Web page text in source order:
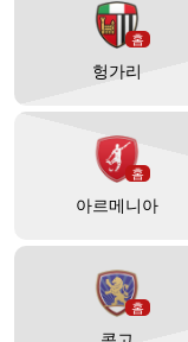
홈
헝가리
홈
아르메니아
홈